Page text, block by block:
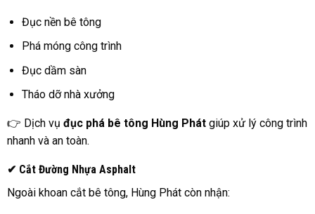
Đục nền bê tông
Phá móng công trình
Đục dầm sàn
Tháo dỡ nhà xưởng
👉 Dịch vụ đục phá bê tông Hùng Phátgiúp xử lý công trình
nhanh và an toàn.
✔ Cắt Đường Nhựa Asphalt
Ngoài khoan cắt bê tông, Hùng Phát còn nhận: